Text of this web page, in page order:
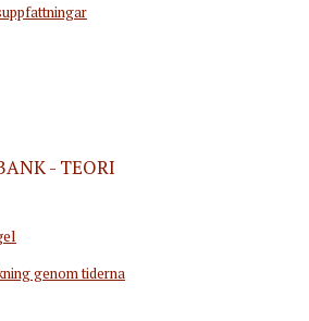
- TEORI
genom tiderna